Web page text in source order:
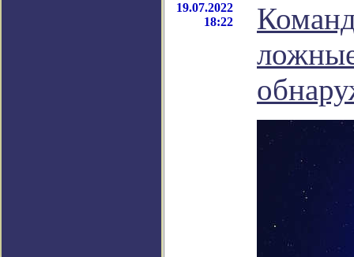
19.07.2022
18:22